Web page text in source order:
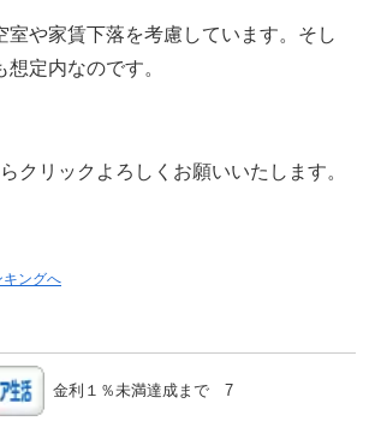
室や家賃下落を考慮しています。そし
定内なのです。
クリックよろしくお願いいたします。
キングへ
金利１％未満達成まで 7